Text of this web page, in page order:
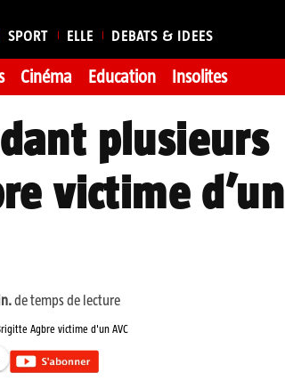
SPORT ELLE DEBATS & IDEES
Cinéma Education Insolites
plusieurs
victime d’un
de temps de lecture
Agbre victime d'un AVC